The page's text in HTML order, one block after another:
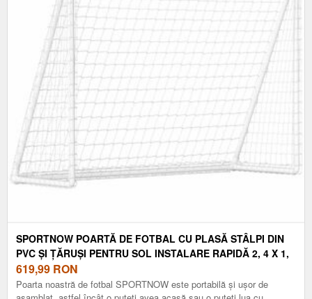
SPORTNOW POARTĂ DE FOTBAL CU PLASĂ STÂLPI DIN
PVC ȘI ȚĂRUȘI PENTRU SOL INSTALARE RAPIDĂ 2, 4 X 1,
8 M ALB | AOSOM ROMANIA
619,99 RON
Poarta noastră de fotbal SPORTNOW este portabilă și ușor de